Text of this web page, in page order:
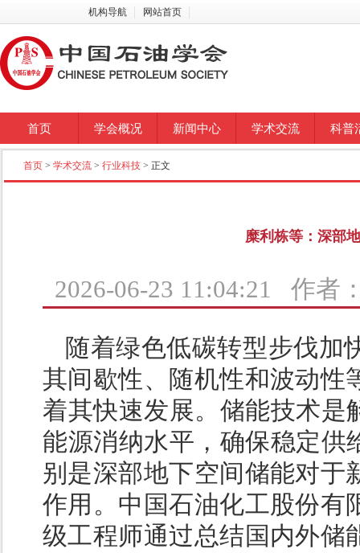
机构导航 网站首页
首页 学会概况 新闻中心 学术交流 科普
首页 > 学术交流 > 行业科技 > 正文
糜利栋等：深部
2026-06-23 11:04:21 作者
随着绿色低碳转型步伐加
其间歇性、随机性和波动性
着其快速发展。储能技术是
能源消纳水平，确保稳定供
别是深部地下空间储能对于
作用。中国石油化工股份有
级工程师通过总结国内外储